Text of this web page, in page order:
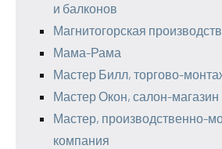
и балконов
Магнитогорская
Мама-Рама
Мастер Билл, торгово-
Мастер Окон, салон-магазин
Мастер, производственно-
компания